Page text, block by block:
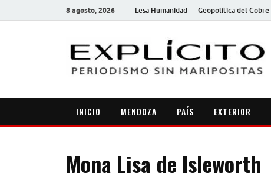
8 agosto, 2026 Lesa Humanidad Geopolítica del Cobre
INICIO MENDOZA PAÍS EXTERIOR
Mona Lisa de Isleworth